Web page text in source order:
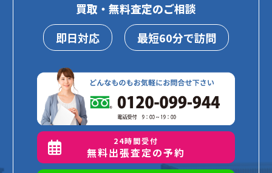
買取・無料査定のご相談
即日対応
最短60分で訪問
24時間受付
無料出張査定の予約